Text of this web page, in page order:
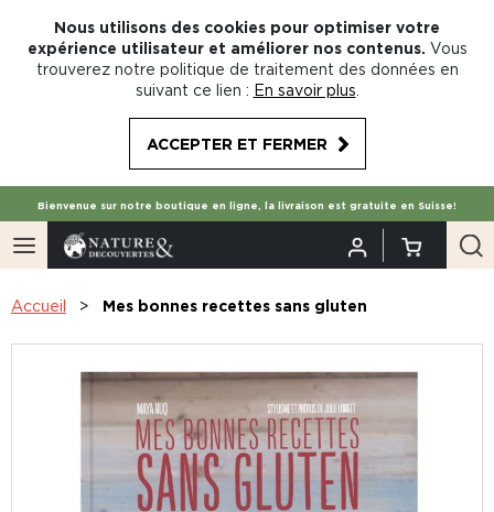
Nous utilisons des cookies pour optimiser votre
expérience utilisateur et améliorer nos contenus. Vous
trouverez notre politique de traitement des données en
suivant ce lien : En savoir plus
ACCEPTER ET FERMER
Bienvenue sur notre boutique en ligne, la livraison est gratuite en Suisse!
Accueil Mes bonnes recettes sans gluten